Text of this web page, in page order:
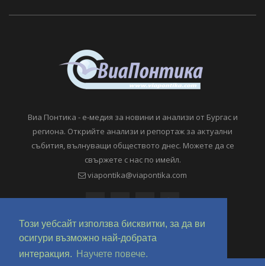
Този уебсайт използва бисквитки, за да ви
осигури възможно най-добрата
интеракция.
Научете повече.
Виа Понтика - е-медия за новини и анализи от Бургас и
региона. Открийте анализи и репортаж за актуални
събития, вълнуващи обществото днес. Можете да се
свържете с нас по имейл.
viapontika@viapontika.com